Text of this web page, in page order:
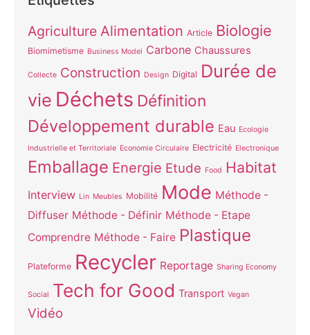
Agriculture Alimentation Article Biologie
Biomimetisme Business Model Carbone Chaussures
Collecte Construction Design Digital Durée de
vie Déchets Définition
Développement durable Eau Ecologie
Industrielle et Territoriale Economie Circulaire Electricité Electronique
Emballage Energie Etude Food Habitat
Interview Lin Meubles Mobilité Mode Méthode -
Diffuser Méthode - Définir Méthode - Etape
Comprendre Méthode - Faire Plastique
Plateforme Recycler Reportage Sharing Economy
Social Tech for Good Transport Vegan
Vidéo